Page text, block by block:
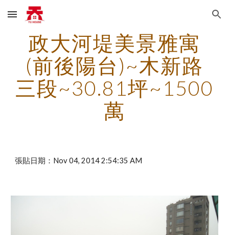
Skip to main content Skip to navigation
政大河堤美景雅寓
(前後陽台)~木新路
三段~30.81坪~1500
萬
張貼日期：Nov 04, 2014 2:54:35 AM